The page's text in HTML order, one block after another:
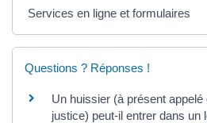
Services en ligne et formulaires
Questions ? Réponses !
Un huissier (à présent
justice) peut-il entrer dans un